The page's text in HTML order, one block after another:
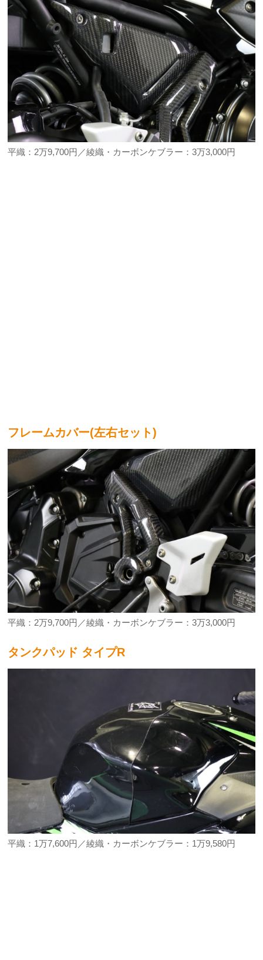
平織：2万9,700円／綾織・カーボンケブラー：3万3,000円
フレームカバー(左右セット)
平織：2万9,700円／綾織・カーボンケブラー：3万3,000円
タンクパッド タイプR
平織：1万7,600円／綾織・カーボンケブラー：1万9,580円